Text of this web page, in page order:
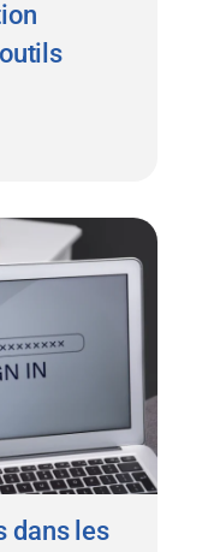
dans les